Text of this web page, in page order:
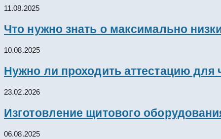
11.08.2025
Что нужно знать о максимально
10.08.2025
Нужно ли проходить аттестацию для
23.02.2026
Изготовление щитового
06.08.2025